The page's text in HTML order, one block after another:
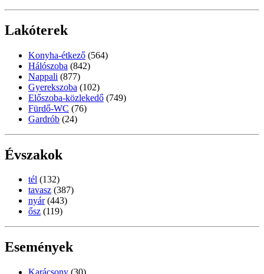
Lakóterek
Konyha-étkező (564)
Hálószoba (842)
Nappali (877)
Gyerekszoba (102)
Előszoba-közlekedő (749)
Fürdő-WC (76)
Gardrób (24)
Évszakok
tél (132)
tavasz (387)
nyár (443)
ősz (119)
Események